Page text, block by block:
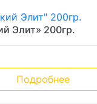
Элит» 200гр.
Подробнее